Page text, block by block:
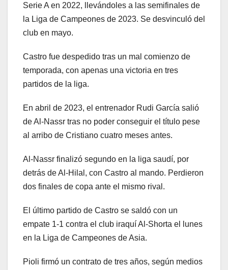
Serie A en 2022, llevándoles a las semifinales de
la Liga de Campeones de 2023. Se desvinculó del
club en mayo.
Castro fue despedido tras un mal comienzo de
temporada, con apenas una victoria en tres
partidos de la liga.
En abril de 2023, el entrenador Rudi García salió
de Al-Nassr tras no poder conseguir el título pese
al arribo de Cristiano cuatro meses antes.
Al-Nassr finalizó segundo en la liga saudí, por
detrás de Al-Hilal, con Castro al mando. Perdieron
dos finales de copa ante el mismo rival.
El último partido de Castro se saldó con un
empate 1-1 contra el club iraquí Al-Shorta el lunes
en la Liga de Campeones de Asia.
Pioli firmó un contrato de tres años, según medios